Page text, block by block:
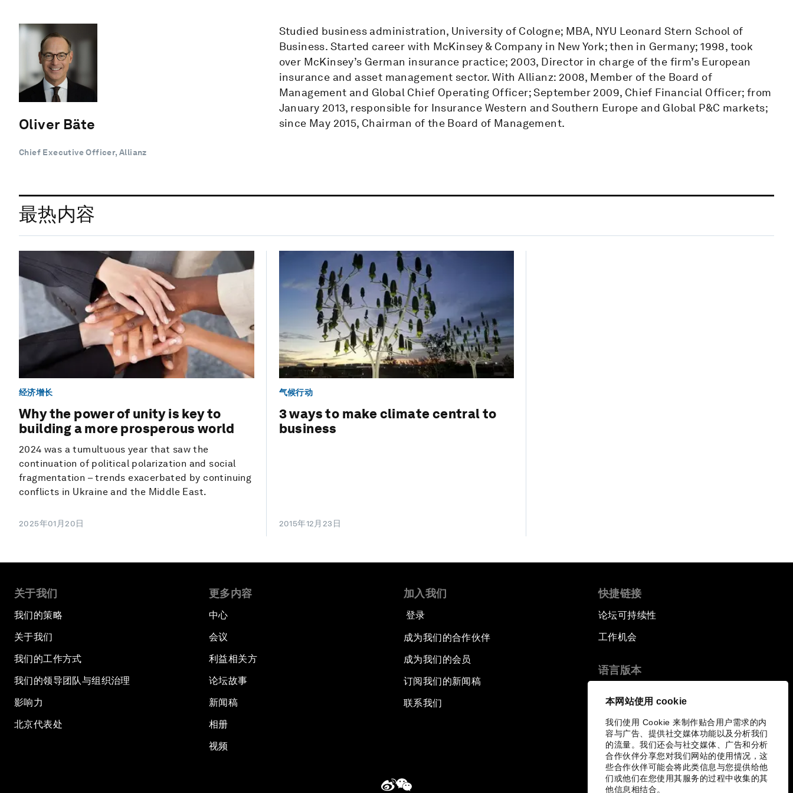
本网站使用 cookie
我们使用 Cookie 来制作贴合用户需求的内
容与广告、提供社交媒体功能以及分析我们
的流量。我们还会与社交媒体、广告和分析
合作伙伴分享您对我们网站的使用情况，这
些合作伙伴可能会将此类信息与您提供给他
们或他们在您使用其服务的过程中收集的其
他信息相结合。
Oliver Bäte
Chief Executive Officer, Allianz
Studied business administration, University of Cologne; MBA, NYU Leonard Stern School of
Business. Started career with McKinsey & Company in New York; then in Germany; 1998, took
over McKinsey’s German insurance practice; 2003, Director in charge of the firm’s European
insurance and asset management sector. With Allianz: 2008, Member of the Board of
Management and Global Chief Operating Officer; September 2009, Chief Financial Officer; from
January 2013, responsible for Insurance Western and Southern Europe and Global P&C markets;
since May 2015, Chairman of the Board of Management.
最热内容
经济增长
Why the power of unity is key to
building a more prosperous world
2024 was a tumultuous year that saw the
continuation of political polarization and social
fragmentation – trends exacerbated by continuing
conflicts in Ukraine and the Middle East.
2025年01月20日
气候行动
3 ways to make climate central to
business
2015年12月23日
关于我们
我们的策略
关于我们
我们的工作方式
我们的领导团队与组织治理
影响力
北京代表处
更多内容
中心
会议
利益相关方
论坛故事
新闻稿
相册
视频
加入我们
登录
成为我们的合作伙伴
成为我们的会员
订阅我们的新闻稿
联系我们
快捷链接
论坛可持续性
工作机会
语言版本